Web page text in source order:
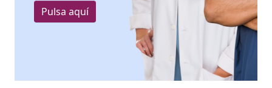
Pulsa aquí